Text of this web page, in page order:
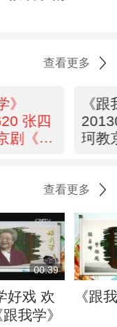
查看更多
》
张四
剧《闹
《
珂教
查看更多
00:39
好戏 欢
我学》
《跟